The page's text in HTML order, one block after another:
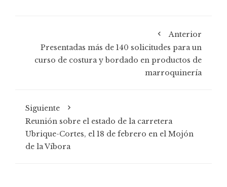
Anterior
Presentadas más de 140 solicitudes para un
curso de costura y bordado en productos de
marroquinería
Siguiente
Reunión sobre el estado de la carretera
Ubrique-Cortes, el 18 de febrero en el Mojón
de la Víbora